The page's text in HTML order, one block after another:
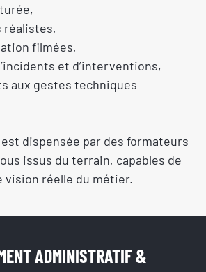
filmées,
et d’interventions,
aux gestes techniques
dispensée par des formateurs
issus du terrain, capables de
réelle du métier.
ADMINISTRATIF &